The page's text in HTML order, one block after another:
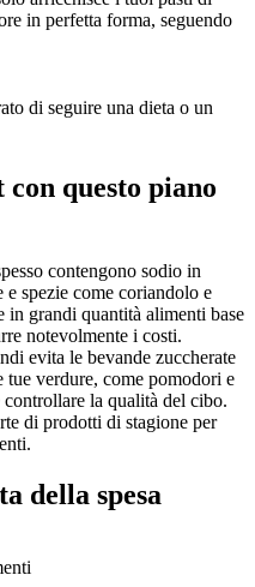
in perfetta forma, seguendo
di seguire una dieta o un
questo piano
contengono sodio in
e spezie come coriandolo e
grandi quantità alimenti base
notevolmente i costi.
evita le bevande zuccherate
verdure, come pomodori e
controllare la qualità del cibo.
di prodotti di stagione per
della spesa